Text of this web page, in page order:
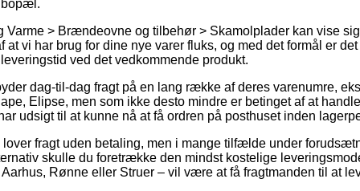
bopæl.
Varme > Brændeovne og tilbehør > Skamolplader kan vise
vi har brug for dine nye varer fluks, og med det formål er
ved det vedkommende produkt.
dag-til-dag fragt på en lang række af deres varenumre,
Elipse, men som ikke desto mindre er betinget af at
udsigt til at kunne nå at få ordren på posthuset inden
fragt uden betaling, men i mange tilfælde under
skulle du foretrække den mindst kostelige
Rønne eller Struer – vil være at få fragtmanden til at